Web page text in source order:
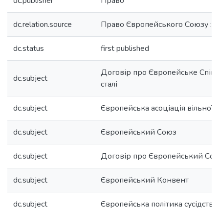
dc.relation.source Право Європейського Союзу :
dc.status first published
dc.subject
Договір про Європейське
сталі
dc.subject Європейська асоціація вільної
dc.subject Європейський Союз
dc.subject Договір про Європейський
dc.subject Європейський Конвент
dc.subject Європейська політика сусідства